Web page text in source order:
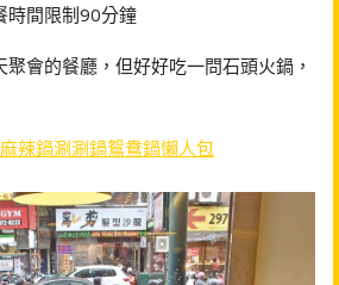
時間限制90分鐘
會的餐廳，但好好吃一問石頭火鍋，
辣鍋涮涮鍋鴛鴦鍋懶人包